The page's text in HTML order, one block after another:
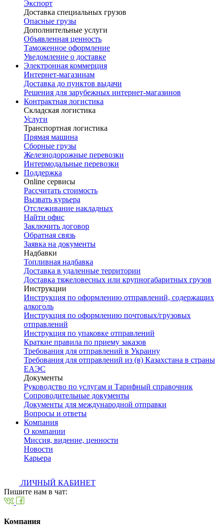
Экспорт
Доставка специальных грузов
Опасные грузы
Дополнительные услуги
Объявленная ценность
Таможенное оформление
Уведомление о доставке
Электронная коммерция
Интернет-магазинам
Доставка до пунктов выдачи
Решения для зарубежных интернет-магазинов
Контрактная логистика
Складская логистика
Услуги
Транспортная логистика
Прямая машина
Сборные грузы
Железнодорожные перевозки
Интермодальные перевозки
Поддержка
Online сервисы
Рассчитать стоимость
Вызвать курьера
Отслеживание накладных
Найти офис
Заключить договор
Обратная связь
Заявка на документы
Надбавки
Топливная надбавка
Доставка в удаленные территории
Доставка тяжеловесных или крупногабаритных грузов
Инструкции
Инструкция по оформлению отправлений, содержащих
алкоголь
Инструкция по оформлению почтовых/грузовых
отправлений
Инструкция по упаковке отправлений
Краткие правила по приему заказов
Требования для отправлений в Украину
Требования для отправлений из (в) Казахстана в страны
ЕАЭС
Документы
Руководство по услугам и Тарифный справочник
Сопроводительные документы
Документы для международной отправки
Вопросы и ответы
Компания
О компании
Миссия, видение, ценности
Новости
Карьера
ЛИЧНЫЙ КАБИНЕТ
Пишите нам в чат:
Компания